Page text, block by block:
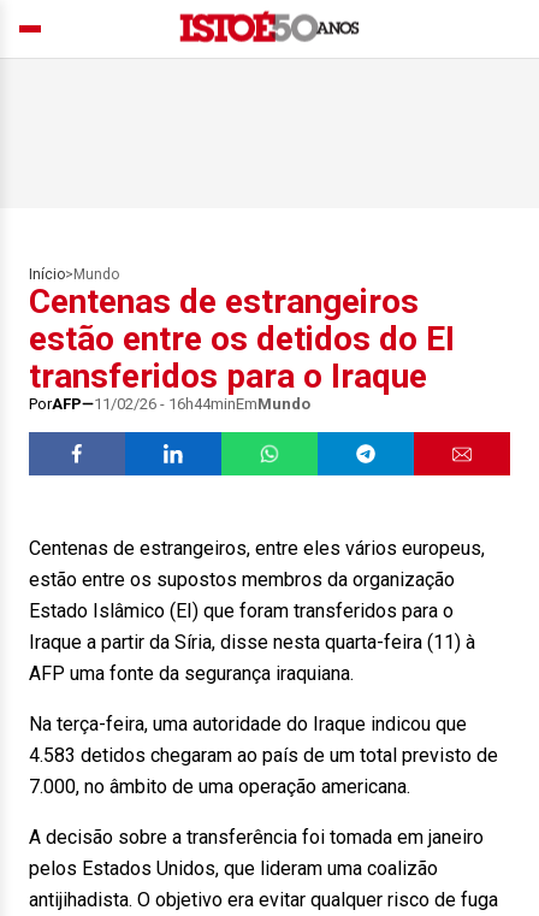
Início> Mundo
Centenas de estrangeiros
estão entre os detidos do EI
transferidos para o Iraque
PorAFP 11/02/26 - 16h44minEmMundo
Centenas de estrangeiros, entre eles vários europeus,
estão entre os supostos membros da organização
Estado Islâmico (EI) que foram transferidos para o
Iraque a partir da Síria, disse nesta quarta-feira (11) à
AFP uma fonte da segurança iraquiana.
Na terça-feira, uma autoridade do Iraque indicou que
4.583 detidos chegaram ao país de um total previsto de
7.000, no âmbito de uma operação americana.
A decisão sobre a transferência foi tomada em janeiro
pelos Estados Unidos, que lideram uma coalizão
antijihadista. O objetivo era evitar qualquer risco de fuga